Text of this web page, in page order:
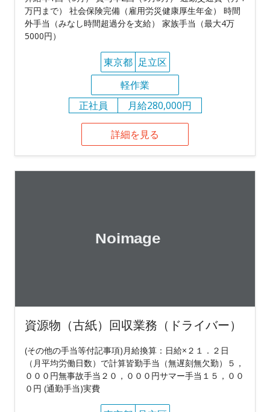
万円まで） 社会保険完備（雇用労災健康厚生年金） 時間
外手当（みなし時間超過分を支給） 家族手当（最大4万
5000円）
東京都 足立区
軽作業
正社員
月給280,000円
詳細を見る
資源物（古紙）回収業務（ドライバー）
(その他の手当等付記事項)月給換算：日給×２１．２日
（月平均労働日数）で計算皆勤手当（無遅刻無欠勤）５，
０００円無事故手当２０，０００円サマー手当１５，００
０円 (通勤手当)実費